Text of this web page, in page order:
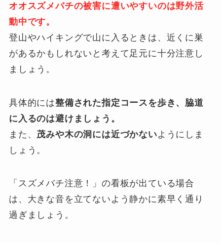
オオスズメバチの被害に遭いやすいのは野外活
動中です。
登山やハイキングで山に入るときは、近くに巣
があるかもしれないと考えて足元に十分注意し
ましょう。
具体的には整備された指定コースを歩き、脇道
に入るのは避けましょう。
また、 茂みや木の洞には近づかないようにしま
しょう。
「スズメバチ注意！」の看板が出ている場合
は、大きな音を立てないよう静かに素早く通り
過ぎましょう。